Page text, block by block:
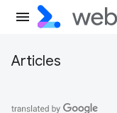
Articles